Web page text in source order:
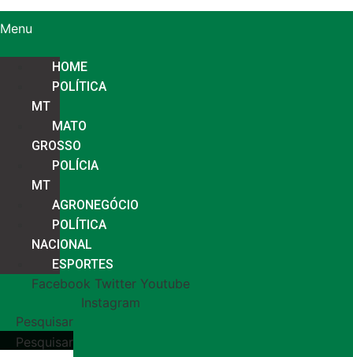
Menu
HOME
POLÍTICA
MT
MATO
GROSSO
POLÍCIA
MT
AGRONEGÓCIO
POLÍTICA
NACIONAL
ESPORTES
Facebook Twitter Youtube
Instagram
Pesquisar
Pesquisar